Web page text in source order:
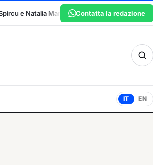
sono i vincitori del San Marino Junior Open
Contatta la redazione
IT EN